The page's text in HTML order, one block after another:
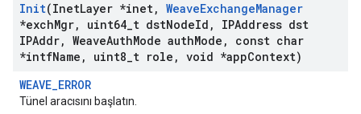
Init(InetLayer *inet, WeaveExchangeManager
*exchMgr, uint64 t dstNodeId ,
IPAddress dst
IPAddr, WeaveAuthMode authMode ,
const char
*intfName , uint8 t role , void *appContext)
WEAVE_ERROR
Tünel aracısını başlatın.